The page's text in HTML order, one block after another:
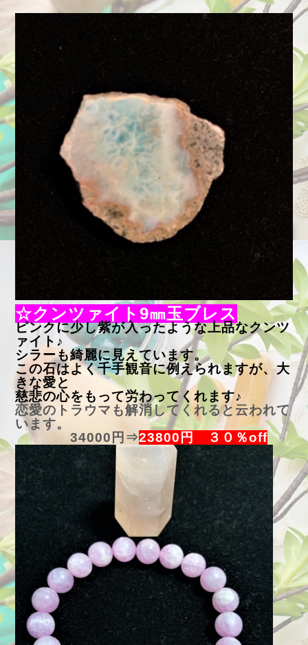
☆クンツァイト9㎜玉ブレス
ピンクに少し紫が入ったような上品なクンツ
ァイト♪
シラーも綺麗に見えています。
この石はよく千手観音に例えられますが、大
きな愛と
慈悲の心をもって労わってくれます♪
恋愛のトラウマも解消してくれると云われて
います。
34000円⇒23800円 ３０％off